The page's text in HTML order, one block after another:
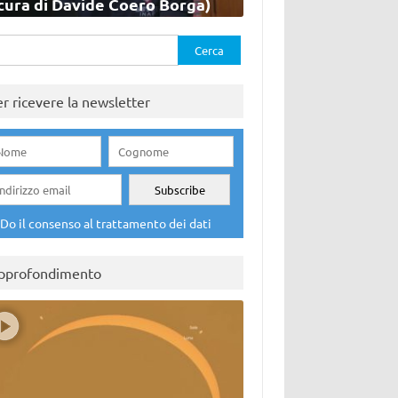
ricevere la newsletter
Do il consenso al trattamento dei dati